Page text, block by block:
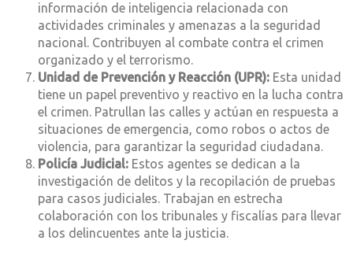
información de inteligencia relacionada con
actividades criminales y amenazas a la seguridad
nacional. Contribuyen al combate contra el crimen
organizado y el terrorismo.
Unidad de Prevención y Reacción (UPR): Esta unidad
tiene un papel preventivo y reactivo en la lucha contra
el crimen. Patrullan las calles y actúan en respuesta a
situaciones de emergencia, como robos o actos de
violencia, para garantizar la seguridad ciudadana.
Policía Judicial: Estos agentes se dedican a la
investigación de delitos y la recopilación de pruebas
para casos judiciales. Trabajan en estrecha
colaboración con los tribunales y fiscalías para llevar
a los delincuentes ante la justicia.